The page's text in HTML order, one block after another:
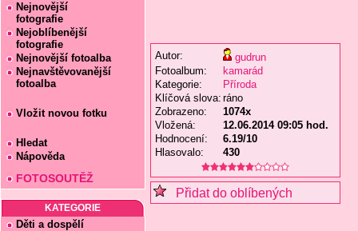
Nejnovější
fotografie
Nejoblíbenější
fotografie
Nejnovější fotoalba
Nejnavštěvovanější
fotoalba
Vložit novou fotku
Hledat
Nápověda
FOTOSOUTĚŽ
KATEGORIE
Děti a dospělí
Autor:
gudrun
Fotoalbum:
kamarád
Kategorie:
Příroda
Klíčová slova: ráno
Zobrazeno:
1074x
Vložená:
12.06.2014 09:05 hod.
Hodnocení:
6.19/10
Hlasovalo:
430
Přidat do oblíbených